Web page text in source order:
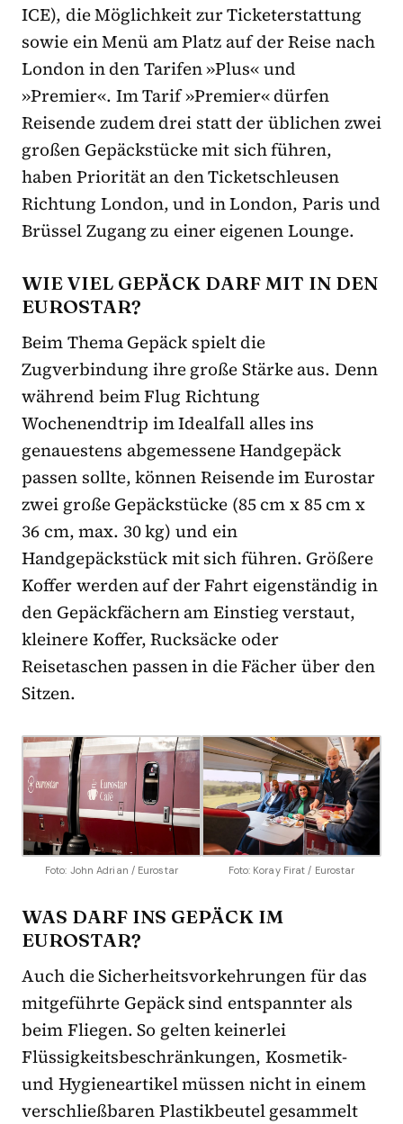
ICE), die Möglichkeit zur Ticketerstattung
sowie ein Menü am Platz auf der Reise nach
London in den Tarifen »Plus« und
»Premier«. Im Tarif »Premier« dürfen
Reisende zudem drei statt der üblichen zwei
großen Gepäckstücke mit sich führen,
haben Priorität an den Ticketschleusen
Richtung London, und in London, Paris und
Brüssel Zugang zu einer eigenen Lounge.
WIE VIEL GEPÄCK DARF MIT IN DEN
EUROSTAR?
Beim Thema Gepäck spielt die
Zugverbindung ihre große Stärke aus. Denn
während beim Flug Richtung
Wochenendtrip im Idealfall alles ins
genauestens abgemessene Handgepäck
passen sollte, können Reisende im Eurostar
zwei große Gepäckstücke (85 cm x 85 cm x
36 cm, max. 30 kg) und ein
Handgepäckstück mit sich führen. Größere
Koffer werden auf der Fahrt eigenständig in
den Gepäckfächern am Einstieg verstaut,
kleinere Koffer, Rucksäcke oder
Reisetaschen passen in die Fächer über den
Sitzen.
Foto: John Adrian / Eurostar Foto: Koray Firat / Eurostar
WAS DARF INS GEPÄCK IM
EUROSTAR?
Auch die Sicherheitsvorkehrungen für das
mitgeführte Gepäck sind entspannter als
beim Fliegen. So gelten keinerlei
Flüssigkeitsbeschränkungen, Kosmetik-
und Hygieneartikel müssen nicht in einem
verschließbaren Plastikbeutel gesammelt